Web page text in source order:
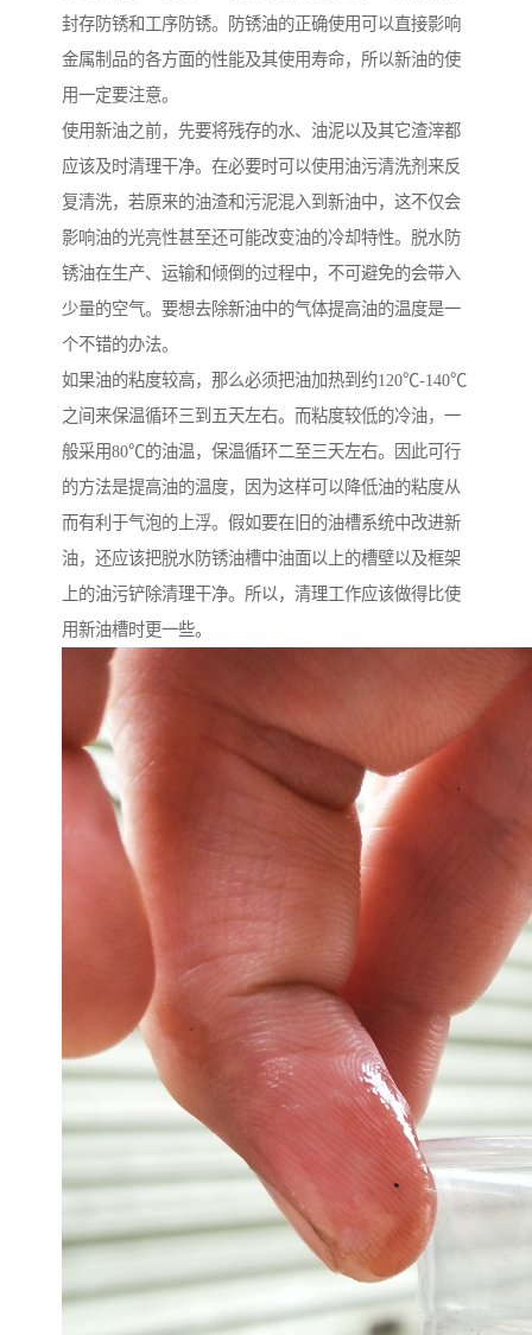
封存防锈和工序防锈。防锈油的正确使用可以直接影响
金属制品的各方面的性能及其使用寿命，所以新油的使
用一定要注意。
使用新油之前，先要将残存的水、油泥以及其它渣滓都
应该及时清理干净。在必要时可以使用油污清洗剂来反
复清洗，若原来的油渣和污泥混入到新油中，这不仅会
影响油的光亮性甚至还可能改变油的冷却特性。脱水防
锈油在生产、运输和倾倒的过程中，不可避免的会带入
少量的空气。要想去除新油中的气体提高油的温度是一
个不错的办法。
如果油的粘度较高，那么必须把油加热到约120℃-140℃
之间来保温循环三到五天左右。而粘度较低的冷油，一
般采用80℃的油温，保温循环二至三天左右。因此可行
的方法是提高油的温度，因为这样可以降低油的粘度从
而有利于气泡的上浮。假如要在旧的油槽系统中改进新
油，还应该把脱水防锈油槽中油面以上的槽壁以及框架
上的油污铲除清理干净。所以，清理工作应该做得比使
用新油槽时更一些。